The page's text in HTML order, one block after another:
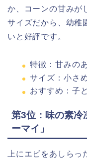
か、コーンの甘みが
サイズだから、幼稚
いと好評です。
特徴：甘みの
サイズ：小さ
おすすめ：子
第3位：味の素冷
ーマイ」
上にエビをあしら